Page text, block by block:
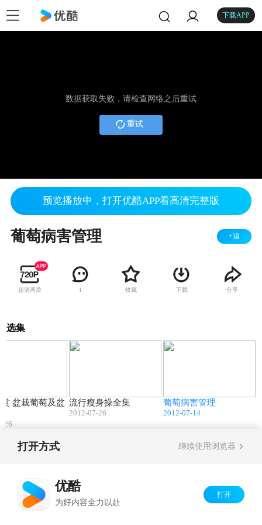
下载APP
数据获取失败，请检查网络之后重试
重试
预览播放中，打开优酷APP看高清完整版
葡萄病害管理 +追
超清画质 1 收藏 下载 分享
选集
及盆
26
流行瘦身操全集
2012-07-26
葡萄病害管理
2012-07-14
打开方式 继续使用浏览器
优酷
为好内容全力以赴
打开